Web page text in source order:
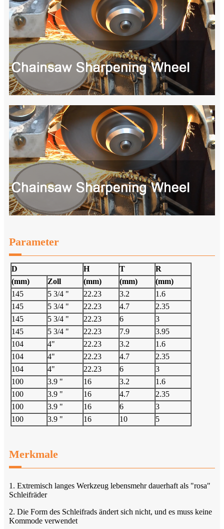
Parameter
D H T
R
(mm)
Zoll (mm) (mm)
(mm)
145
5 3/4 " 22.23 3.2
1.6
145
5 3/4 " 22.23 4.7
2.35
145
5 3/4 " 22.23 6
3
145
5 3/4 " 22.23 7.9
3.95
104
4" 22.23 3.2
1.6
104
4" 22.23 4.7
2.35
104
4" 22.23 6
3
100
3.9 " 16 3.2
1.6
100
3.9 " 16 4.7
2.35
100
3.9 " 16 6
3
100
3.9 " 16 10 5
Merkmale
1. Extremisch langes Werkzeug lebensmehr dauerhaft als "rosa"
Schleifräder
2. Die Form des Schleifrads ändert sich nicht, und es muss keine
Kommode verwendet